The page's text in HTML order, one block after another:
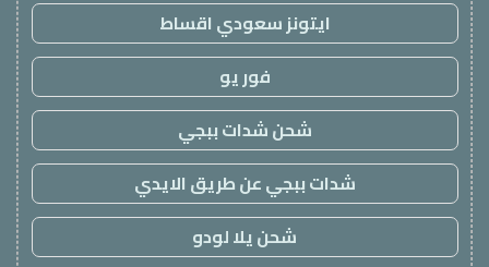
ايتونز سعودي اقساط
فور يو
شحن شدات ببجي
شدات ببجي عن طريق الايدي
شحن يلا لودو